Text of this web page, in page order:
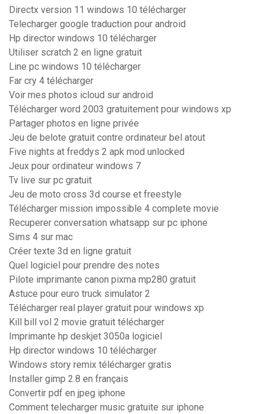
Directx version 11 windows 10 télécharger
Telecharger google traduction pour android
Hp director windows 10 télécharger
Utiliser scratch 2 en ligne gratuit
Line pc windows 10 télécharger
Far cry 4 télécharger
Voir mes photos icloud sur android
Télécharger word 2003 gratuitement pour windows xp
Partager photos en ligne privée
Jeu de belote gratuit contre ordinateur bel atout
Five nights at freddys 2 apk mod unlocked
Jeux pour ordinateur windows 7
Tv live sur pc gratuit
Jeu de moto cross 3d course et freestyle
Télécharger mission impossible 4 complete movie
Recuperer conversation whatsapp sur pc iphone
Sims 4 sur mac
Créer texte 3d en ligne gratuit
Quel logiciel pour prendre des notes
Pilote imprimante canon pixma mp280 gratuit
Astuce pour euro truck simulator 2
Télécharger real player gratuit pour windows xp
Kill bill vol 2 movie gratuit télécharger
Imprimante hp deskjet 3050a logiciel
Hp director windows 10 télécharger
Windows story remix télécharger gratis
Installer gimp 2.8 en français
Convertir pdf en jpeg iphone
Comment telecharger music gratuite sur iphone